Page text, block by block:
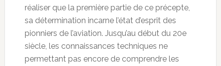
réaliser que la première partie de ce précepte,
sa détermination incarne l’état d’esprit des
pionniers de l’aviation. Jusqu’au début du 20e
siècle, les connaissances techniques ne
permettant pas encore de comprendre les